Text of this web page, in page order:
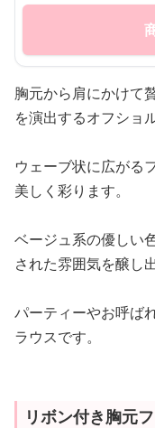
胸元から肩にかけて
を演出するオフショ
ウェーブ状に広がる
美しく彩ります。
ベージュ系の優しい
された雰囲気を醸し
パーティーやお呼ば
ラウスです。
リボン付き胸元